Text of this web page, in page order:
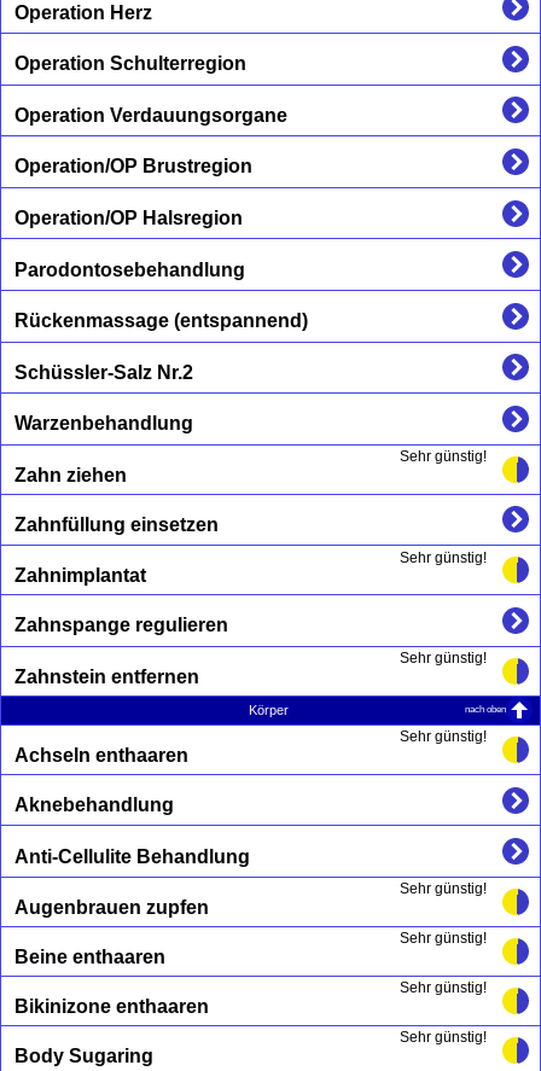
Operation Herz
Operation Schulterregion
Operation Verdauungsorgane
Operation/OP Brustregion
Operation/OP Halsregion
Parodontosebehandlung
Rückenmassage (entspannend)
Schüssler-Salz Nr.2
Warzenbehandlung
Sehr günstig!
Zahn ziehen
Zahnfüllung einsetzen
Sehr günstig!
Zahnimplantat
Zahnspange regulieren
Sehr günstig!
Zahnstein entfernen
Körper nach oben
Sehr günstig!
Achseln enthaaren
Aknebehandlung
Anti-Cellulite Behandlung
Sehr günstig!
Augenbrauen zupfen
Sehr günstig!
Beine enthaaren
Sehr günstig!
Bikinizone enthaaren
Sehr günstig!
Body Sugaring